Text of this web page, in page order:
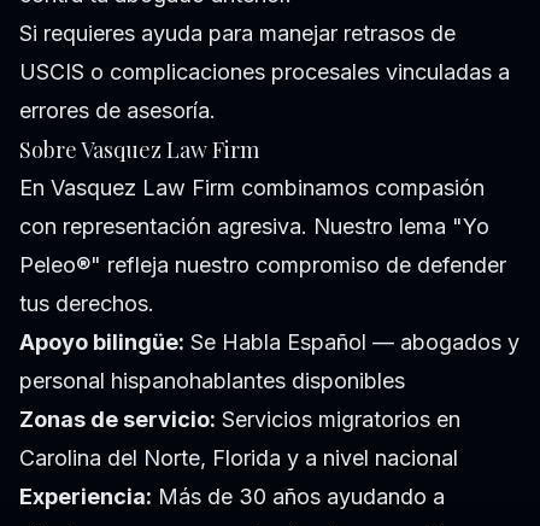
Si requieres ayuda para manejar retrasos de
USCIS o complicaciones procesales vinculadas a
errores de asesoría.
Sobre Vasquez Law Firm
En Vasquez Law Firm combinamos compasión
con representación agresiva. Nuestro lema "Yo
Peleo®" refleja nuestro compromiso de defender
tus derechos.
Apoyo bilingüe: Se Habla Español — abogados y
personal hispanohablantes disponibles
Zonas de servicio: Servicios migratorios en
Carolina del Norte, Florida y a nivel nacional
Experiencia: Más de 30 años ayudando a